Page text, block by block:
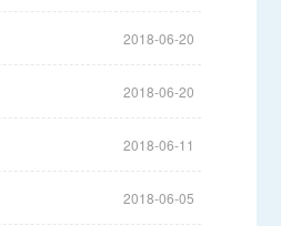
2018-06-20
2018-06-20
2018-06-11
2018-06-05